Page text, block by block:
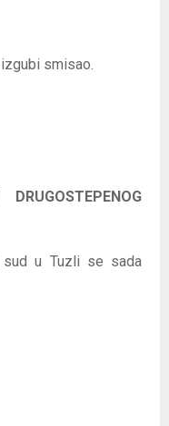
smisao.
sud u Tuzli se sada